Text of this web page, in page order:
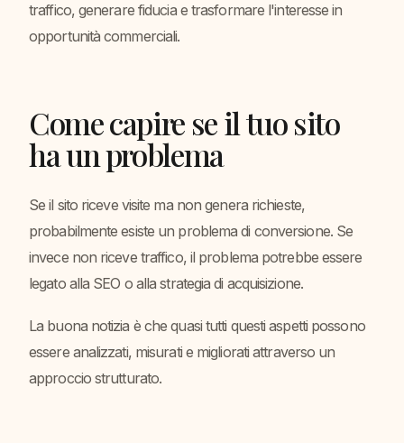
traffico, generare fiducia e trasformare l'interesse in
opportunità commerciali.
Come capire se il tuo sito
ha un problema
Se il sito riceve visite ma non genera richieste,
probabilmente esiste un problema di conversione. Se
invece non riceve traffico, il problema potrebbe essere
legato alla SEO o alla strategia di acquisizione.
La buona notizia è che quasi tutti questi aspetti possono
essere analizzati, misurati e migliorati attraverso un
approccio strutturato.